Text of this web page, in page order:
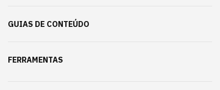
GUIAS DE CONTEÚDO
FERRAMENTAS